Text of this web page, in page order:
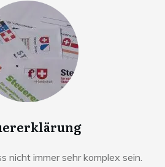
nicht immer sehr komplex sein.